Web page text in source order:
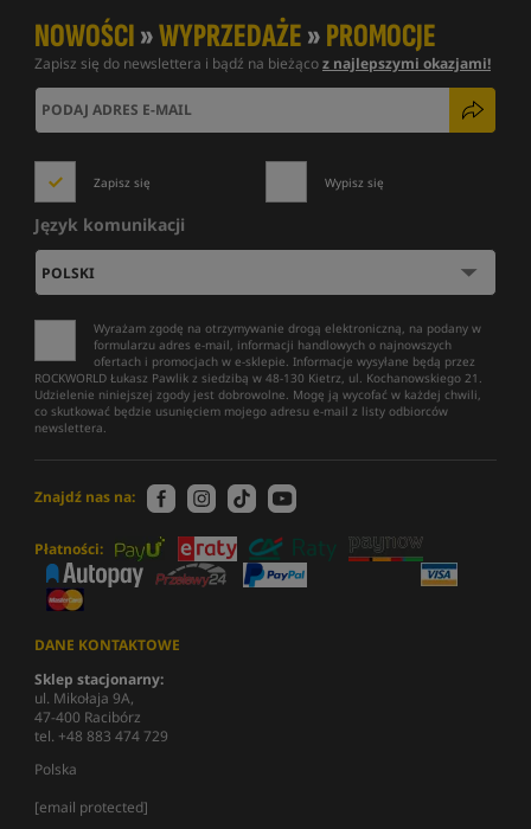
NOWOŚCI»WYPRZEDAŻE»PROMOCJE
Zapisz się do newslettera i bądź na bieżącoz najlepszymi okazjami!
Zapisz się Wypisz się
Język komunikacji
Wyrażam zgodę na otrzymywanie drogą elektroniczną, na podany w
formularzu adres e-mail, informacji handlowych o najnowszych
ofertach i promocjach w e-sklepie. Informacje wysyłane będą przez
ROCKWORLD Łukasz Pawlik z siedzibą w 48-130 Kietrz, ul. Kochanowskiego 21.
Udzielenie niniejszej zgody jest dobrowolne. Mogę ją wycofać w każdej chwili,
co skutkować będzie usunięciem mojego adresu e-mail z listy odbiorców
newslettera.
Znajdź nas na:
Płatności:
DANE KONTAKTOWE
Sklep stacjonarny:
ul. Mikołaja 9A,
47-400 Racibórz
tel. +48 883 474 729
Polska
[email protected]